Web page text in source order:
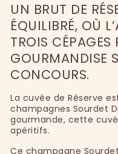
UN BRUT DE
ÉQUILIBRÉ, OÙ
TROIS CÉPAGES
GOURMANDISE
CONCOURS.
La cuvée de Réserve
champagnes Sourdet
gourmande, cette
apéritifs.
Ce champagne